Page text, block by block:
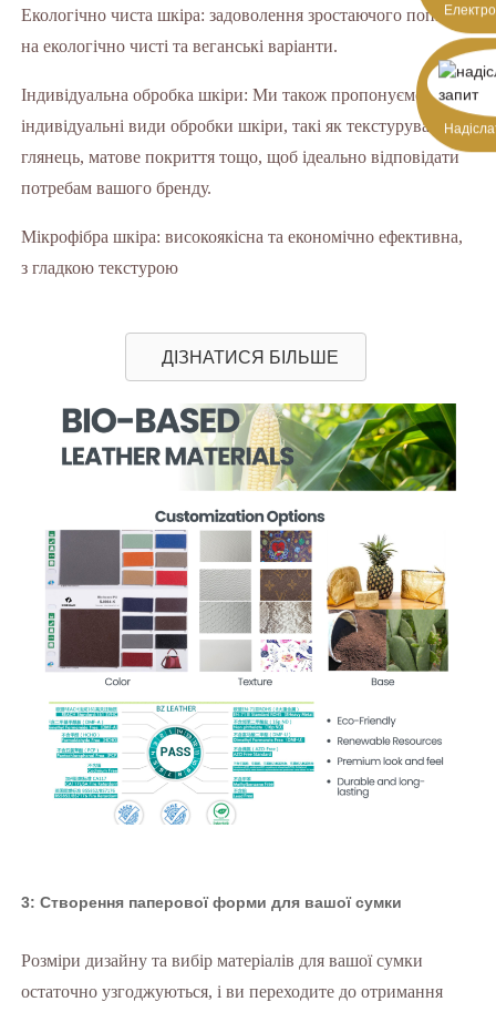
Екологічно чиста шкіра: задоволення зростаючого попиту
на екологічно чисті та веганські варіанти.
Індивідуальна обробка шкіри: Ми також пропонуємо
індивідуальні види обробки шкіри, такі як текстурування,
глянець, матове покриття тощо, щоб ідеально відповідати
потребам вашого бренду.
Мікрофібра шкіра: високоякісна та економічно ефективна,
з гладкою текстурою
ДІЗНАТИСЯ БІЛЬШЕ
3: Створення паперової форми для вашої сумки
Розміри дизайну та вибір матеріалів для вашої сумки
остаточно узгоджуються, і ви переходите до отримання